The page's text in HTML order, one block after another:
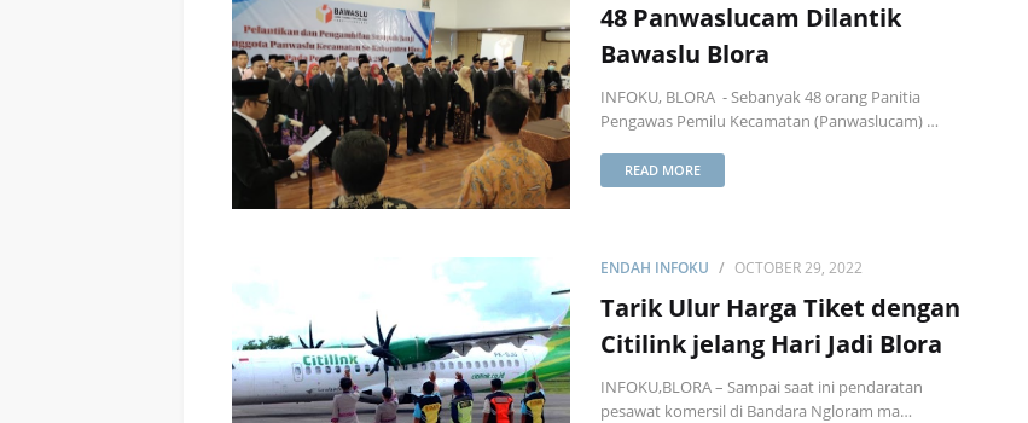
48 Panwaslucam Dilantik
Bawaslu Blora
INFOKU, BLORA - Sebanyak 48 orang Panitia
Pengawas Pemilu Kecamatan (Panwaslucam) …
READ MORE
ENDAH INFOKU OCTOBER 29, 2022
Tarik Ulur Harga Tiket dengan
Citilink jelang Hari Jadi Blora
INFOKU,BLORA – Sampai saat ini pendaratan
pesawat komersil di Bandara Ngloram ma…